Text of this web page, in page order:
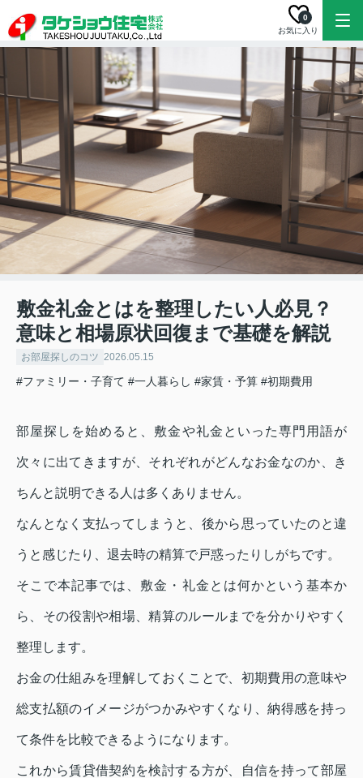
お気に入り
0
敷金礼金とはを整理したい人必見？
意味と相場原状回復まで基礎を解説
お部屋探しのコツ 2026.05.15
#ファミリー・子育て #一人暮らし #家賃・予算 #初期費用
部屋探しを始めると、敷金や礼金といった専門用語が
次々に出てきますが、それぞれがどんなお金なのか、き
ちんと説明できる人は多くありません。
なんとなく支払ってしまうと、後から思っていたのと違
うと感じたり、退去時の精算で戸惑ったりしがちです。
そこで本記事では、敷金・礼金とは何かという基本か
ら、その役割や相場、精算のルールまでを分かりやすく
整理します。
お金の仕組みを理解しておくことで、初期費用の意味や
総支払額のイメージがつかみやすくなり、納得感を持っ
て条件を比較できるようになります。
これから賃貸借契約を検討する方が、自信を持って部屋